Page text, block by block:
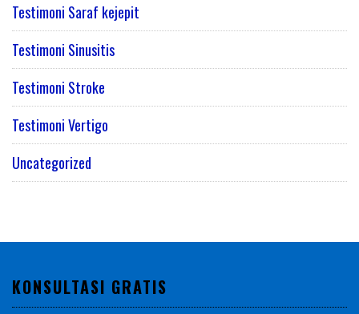
Testimoni Saraf kejepit
Testimoni Sinusitis
Testimoni Stroke
Testimoni Vertigo
Uncategorized
KONSULTASI GRATIS